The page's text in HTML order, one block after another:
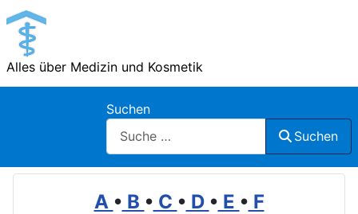
Alles über Medizin und Kosmetik
Suchen
Suchen
A • B • C • D • E • F